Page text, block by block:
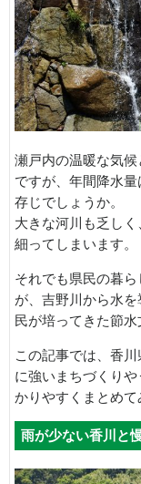
瀬戸内の温暖な気
ですが、年間降水
存じでしょうか。
大きな河川も乏し
細ってしまいます。
それでも県民の暮
が、吉野川から水
民が培ってきた節水
この記事では、香
に強いまちづくり
かりやすくまとめて
雨が少ない香川と